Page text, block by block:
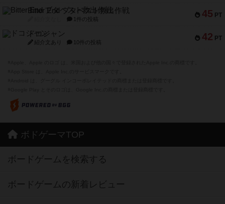
45 PT
Bitter End ブタペスト救出作戦
1件の投稿
42 PT
ドコジャン
紹介文あり 10件の投稿
ボドゲーマTOP
ボードゲームを検索する
ボードゲームの新着レビュー